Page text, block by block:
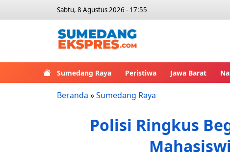
Sabtu, 8 Agustus 2026 - 17:55
Sumedang Raya Peristiwa Jawa Barat
Beranda »Sumedang Raya
Polisi Ringkus